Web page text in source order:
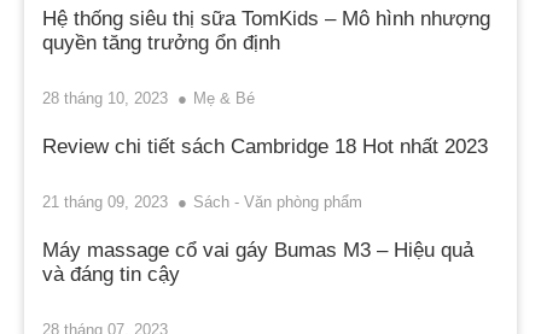
Hệ thống siêu thị sữa TomKids – Mô hình nhượng
quyền tăng trưởng ổn định
28 tháng 10, 2023 Mẹ & Bé
Review chi tiết sách Cambridge 18 Hot nhất 2023
21 tháng 09, 2023 Sách - Văn phòng phẩm
Máy massage cổ vai gáy Bumas M3 – Hiệu quả
và đáng tin cậy
28 tháng 07, 2023